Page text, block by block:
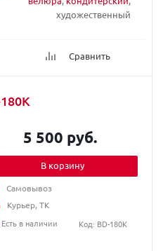
художественный
Сравнить
5 500 руб.
В корзину
Самовывоз
Курьер, ТК
Есть в наличии
Код: BD-180K